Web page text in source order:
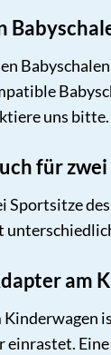
uns bitte.
für
Sportsitze
am
einrastet.